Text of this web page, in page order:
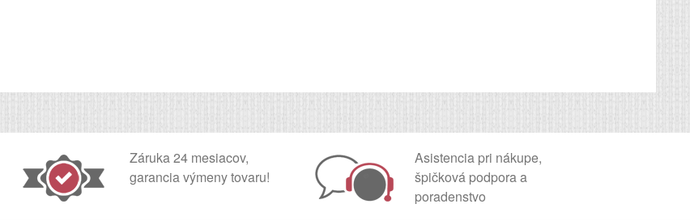
Záruka 24 mesiacov,
garancia výmeny tovaru!
Asistencia pri nákupe,
špičková podpora a
poradenstvo